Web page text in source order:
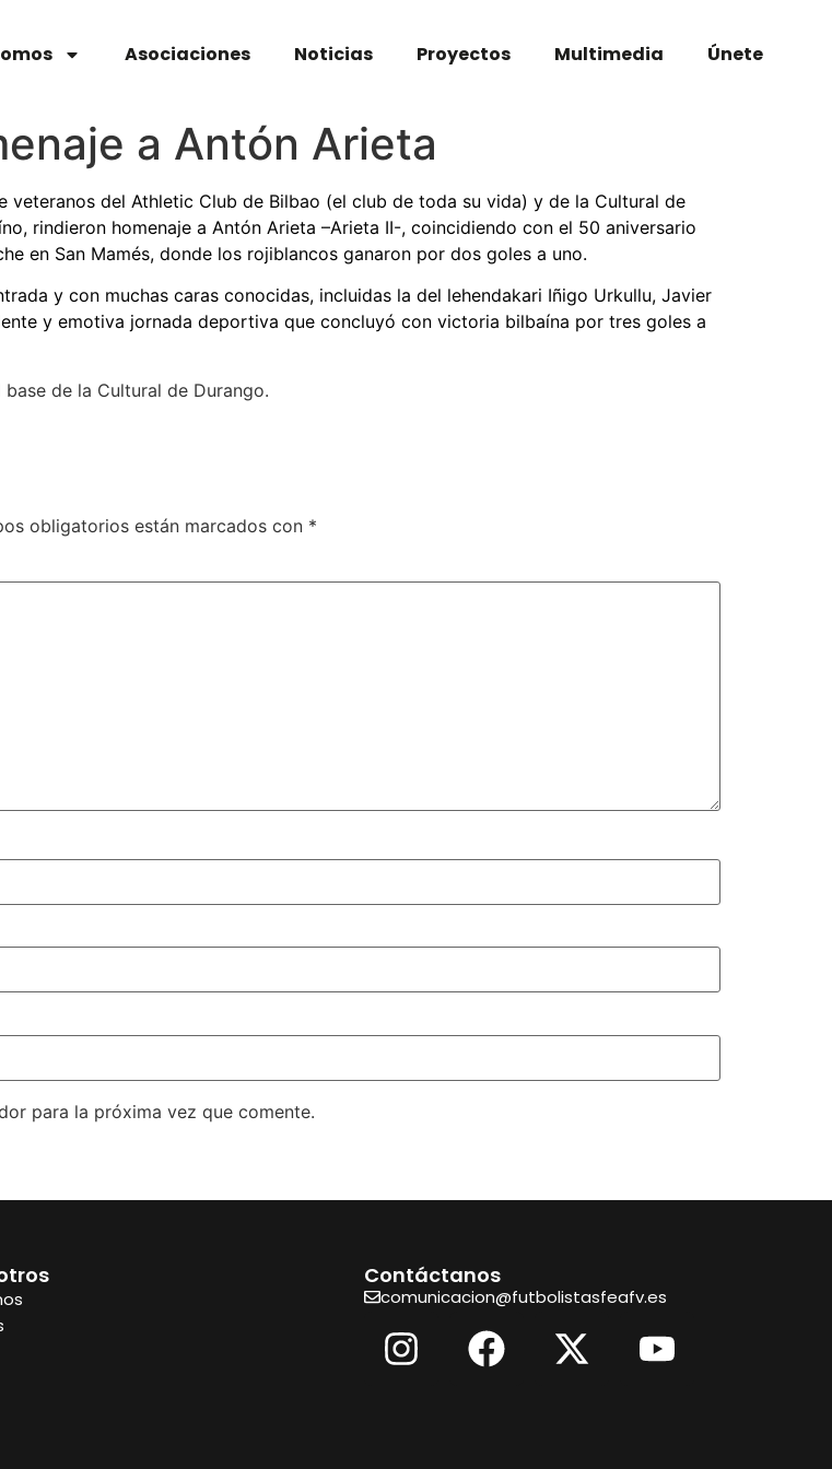
Asociaciones Noticias Proyectos Multimedia Únete
a Antón Arieta
veteranos del Athletic Club de Bilbao (el club de toda su vida) y de la Cultural de
rindieron homenaje a Antón Arieta –Arieta II-, coincidiendo con el 50 aniversario
en San Mamés, donde los rojiblancos ganaron por dos goles a uno.
y con muchas caras conocidas, incluidas la del lehendakari Iñigo Urkullu, Javier
y emotiva jornada deportiva que concluyó con victoria bilbaína por tres goles a
de la Cultural de Durango.
obligatorios están marcados con *
para la próxima vez que comente.
Contáctanos
comunicacion@futbolistasfeafv.es